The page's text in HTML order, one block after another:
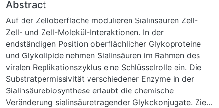
Abstract
Auf der Zelloberfläche modulieren Sialinsäuren Zell-
Zell- und Zell-Molekül-Interaktionen. In der
endständigen Position oberflächlicher Glykoproteine
und Glykolipide nehmen Sialinsäuren im Rahmen des
viralen Replikationszyklus eine Schlüsselrolle ein. Die
Substratpermissivität verschiedener Enzyme in der
Sialinsäurebiosynthese erlaubt die chemische
Veränderung sialinsäuretragender Glykokonjugate. Ziel